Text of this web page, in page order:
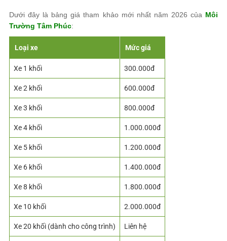
Dưới đây là bảng giá tham khảo mới nhất năm 2026 của Môi
Trường Tâm Phúc:
Loại xe Mức giá
Xe 1 khối 300.000đ
Xe 2 khối 600.000đ
Xe 3 khối 800.000đ
Xe 4 khối 1.000.000đ
Xe 5 khối 1.200.000đ
Xe 6 khối 1.400.000đ
Xe 8 khối 1.800.000đ
Xe 10 khối 2.000.000đ
Xe 20 khối (dành cho công trình) Liên hệ